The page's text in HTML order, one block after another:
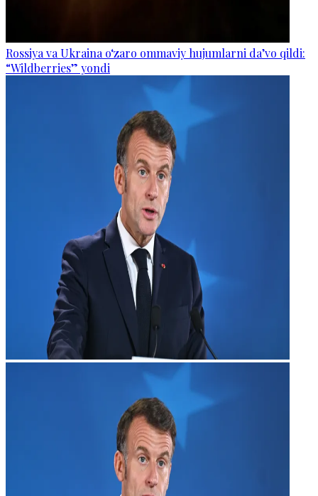
Rossiya va Ukraina o‘zaro ommaviy hujumlarni da’vo qildi:
“Wildberries” yondi